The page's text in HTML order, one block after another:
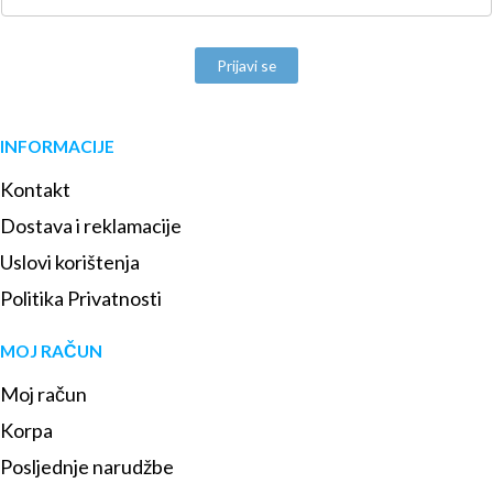
Prijavi se
INFORMACIJE
Kontakt
Dostava i reklamacije
Uslovi korištenja
Politika Privatnosti
MOJ RAČUN
Moj račun
Korpa
Posljednje narudžbe